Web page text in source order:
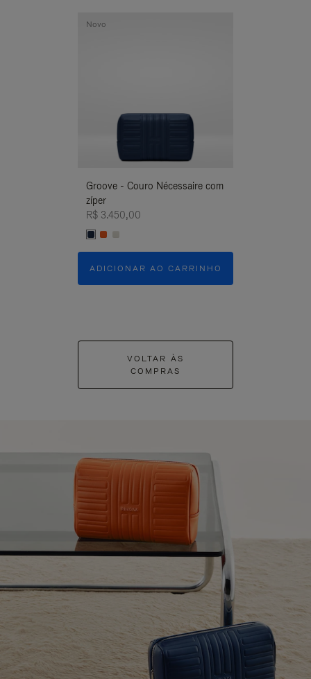
Groove - Couro Nécessaire com
zíper
R$ 3.450,00
ADICIONAR AO CARRINHO
Novo
VOLTAR ÀS
COMPRAS